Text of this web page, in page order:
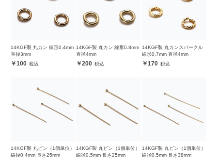
14KGF製 丸カン 線形0.4mm
直径3mm
100
14KGF製 丸カン 線形0.8mm
直径4mm
200
14KGF製 丸カンスパークル
線形0.7mm 直径4mm
170
14KGF製 丸ピン（1個単位）
線径0.4mm 長さ25mm
14KGF製 丸ピン（1個単位）
線径0.5mm 長さ25mm
14KGF製 丸ピン（1個単位）
線径0.5mm 長さ38mm